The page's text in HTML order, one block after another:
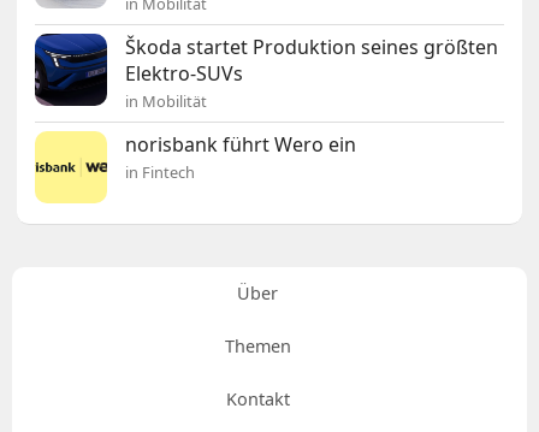
Škoda startet Produktion seines größten
Elektro-SUVs
in Mobilität
norisbank führt Wero ein
in Fintech
Über
Themen
Kontakt